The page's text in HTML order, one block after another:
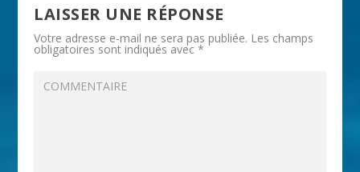
LAISSER UNE RÉPONSE
Votre adresse e-mail ne sera pas publiée. Les champs
obligatoires sont indiqués avec*